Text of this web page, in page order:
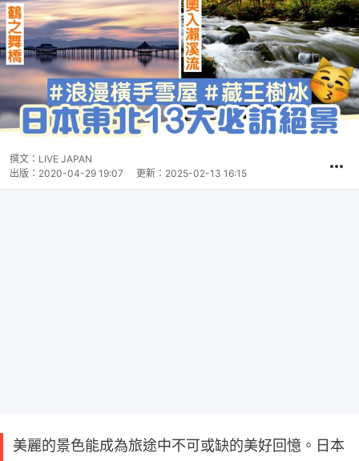
撰文： LIVE JAPAN
出版： 2020-04-29 19:07 更新： 2025-02-13 16:15
美麗的景色能成為旅途中不可或缺的美好回憶。日本